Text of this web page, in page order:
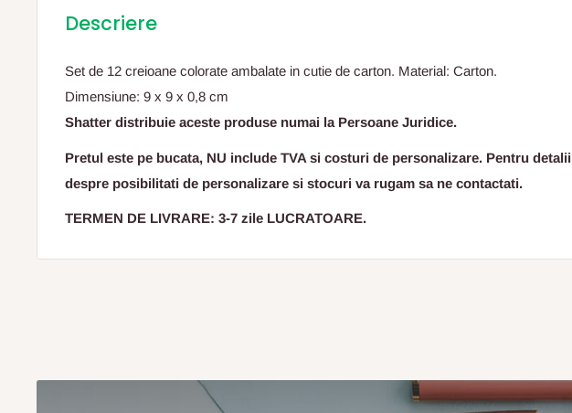
Descriere
Set de 12 creioane colorate ambalate in cutie de carton. Material: Carton.
Dimensiune: 9 x 9 x 0,8 cm
Shatter distribuie aceste produse numai la Persoane Juridice.
Pretul este pe bucata, NU include TVA si costuri de personalizare. Pentru detalii
despre posibilitati de personalizare si stocuri va rugam sa ne contactati.
TERMEN DE LIVRARE: 3-7 zile LUCRATOARE.